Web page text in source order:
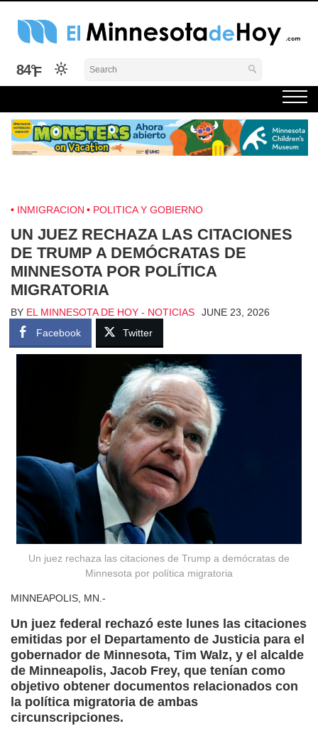
Skip
El Minnesota de Hoy Noticias
Latino Noticias Minnesota News
84°
INMIGRACION POLITICA Y GOBIERNO
UN JUEZ RECHAZA LAS CITACIONES
DE TRUMP A DEMÓCRATAS DE
MINNESOTA POR POLÍTICA
MIGRATORIA
BY EL MINNESOTA DE HOY - NOTICIAS
JUNE 23, 2026
Facebook
Twitter
Un juez rechaza las citaciones de Trump a demócratas de
Minnesota por política migratoria
MINNEAPOLIS, MN.-
Un juez federal rechazó este lunes las citaciones
emitidas por el Departamento de Justicia para el
gobernador de Minnesota, Tim Walz, y el alcalde
de Minneapolis, Jacob Frey, que tenían como
objetivo obtener documentos relacionados con
la política migratoria de ambas
circunscripciones.